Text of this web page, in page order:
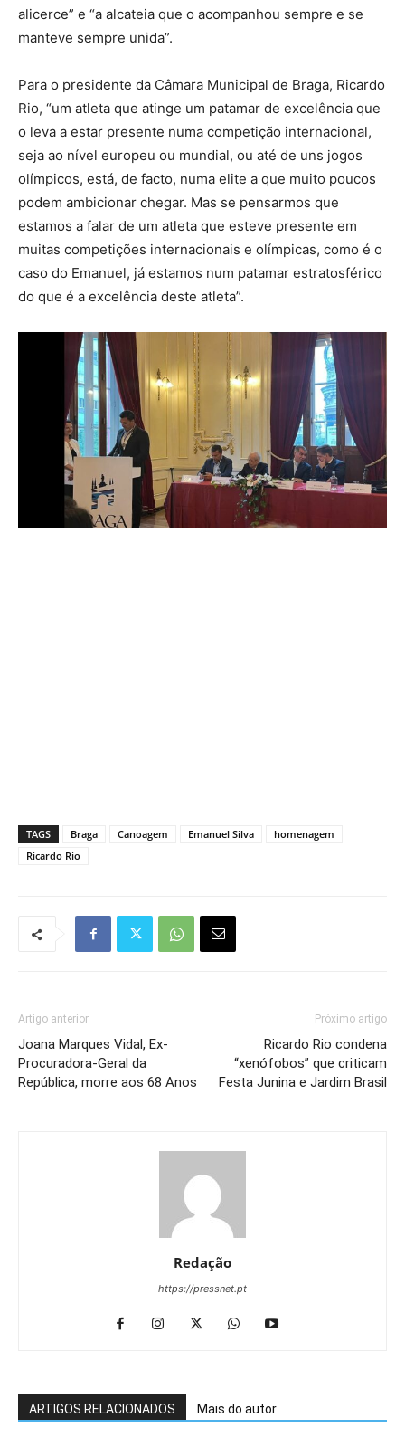
alicerce” e “a alcateia que o acompanhou sempre e se
manteve sempre unida”.
Para o presidente da Câmara Municipal de Braga, Ricardo
Rio, “um atleta que atinge um patamar de excelência que
o leva a estar presente numa competição internacional,
seja ao nível europeu ou mundial, ou até de uns jogos
olímpicos, está, de facto, numa elite a que muito poucos
podem ambicionar chegar. Mas se pensarmos que
estamos a falar de um atleta que esteve presente em
muitas competições internacionais e olímpicas, como é o
caso do Emanuel, já estamos num patamar estratosférico
do que é a excelência deste atleta”.
TAGS Braga Canoagem Emanuel Silva
homenagem
Ricardo Rio
Artigo anterior
Joana Marques Vidal, Ex-
Procuradora-Geral da
República, morre aos 68 Anos
Próximo artigo
Ricardo Rio condena
“xenófobos” que criticam
Festa Junina e Jardim Brasil
Redação
https://pressnet.pt
ARTIGOS RELACIONADOS Mais do autor